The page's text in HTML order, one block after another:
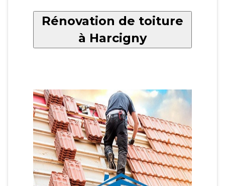
Rénovation de toiture
à Harcigny